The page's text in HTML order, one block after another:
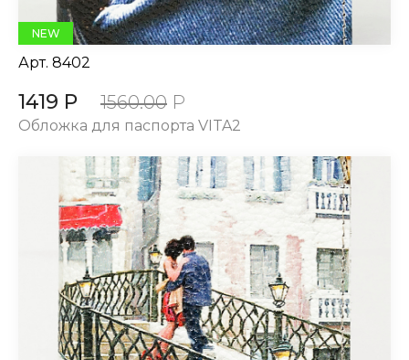
NEW
Арт. 8402
1419 Р 1560.00 Р
Обложка для паспорта VITA2